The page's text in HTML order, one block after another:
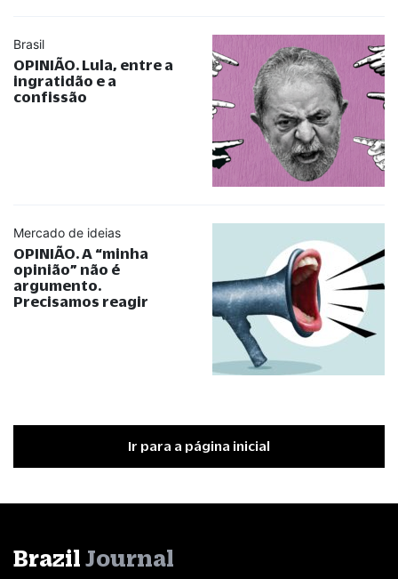
Brasil
OPINIÃO. Lula, entre a
ingratidão e a
confissão
Mercado de ideias
OPINIÃO. A “minha
opinião” não é
argumento.
Precisamos reagir
Ir para a página inicial
Brazil Journal